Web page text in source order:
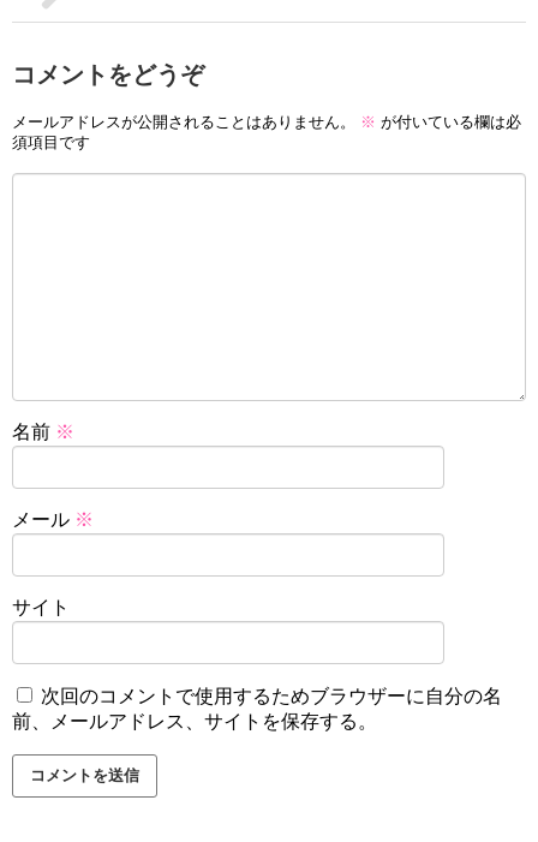
コメントをどうぞ
メールアドレスが公開されることはありません。 ※ が付いている欄は必
須項目です
名前 ※
メール ※
サイト
次回のコメントで使用するためブラウザーに自分の名
前、メールアドレス、サイトを保存する。